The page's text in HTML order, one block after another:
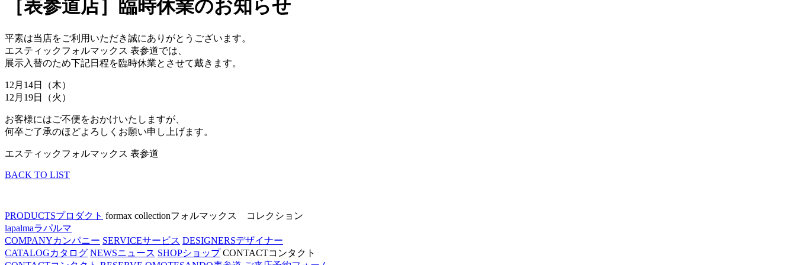
［表参道店］臨時休業のお知らせ
平素は当店をご利用いただき誠にありがとうございます。
エスティックフォルマックス 表参道では、
展示入替のため下記日程を臨時休業とさせて戴きます。
12月14日（木）
12月19日（火）
お客様にはご不便をおかけいたしますが、
何卒ご了承のほどよろしくお願い申し上げます。
エスティックフォルマックス 表参道
BACK TO LIST
PRODUCTSプロダクト formax collectionフォルマックス コレクション
lapalmaラパルマ
COMPANYカンパニー SERVICEサービス DESIGNERSデザイナー
CATALOGカタログ NEWSニュース SHOPショップ CONTACTコンタクト